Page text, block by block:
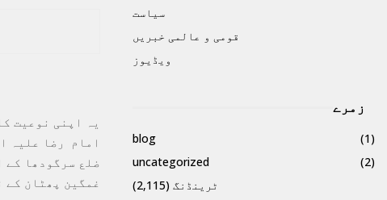
یہ اپنی نوعیت
امام رضا علیہ
ضلع سرگودھا کے
غمگین پھٹان کے
سیاست
قومی و عالمی خبریں
ویڈیوز
زمرے
blog
(1)
uncategorized
(2)
ٹرینڈنگ (2,115)